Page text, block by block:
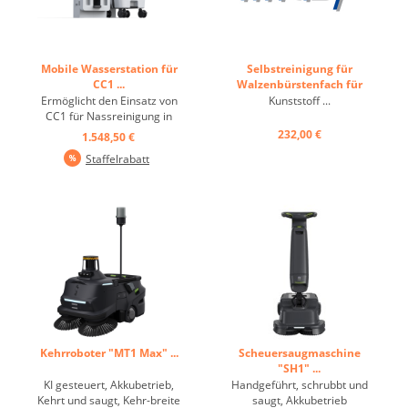
Mobile Wasserstation für
CC1 ...
Ermöglicht den Einsatz von
CC1 für Nassreinigung in
Räumen ohne
Frischwasseranschluss und
Abfluss ...
1.548,50 €
Staffelrabatt
Selbstreinigung für
Walzenbürstenfach für
CC1 und CC1 Pro ...
Kunststoff ...
232,00 €
Kehrroboter "MT1 Max" ...
KI gesteuert, Akkubetrieb,
Kehrt und saugt, Kehr-breite
Scheuersaugmaschine
"SH1" ...
Handgeführt, schrubbt und
saugt, Akkubetrieb